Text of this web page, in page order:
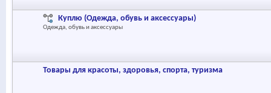
Куплю (Одежда, обувь и аксессуары)
Одежда, обувь и аксессуары
Товары для красоты, здоровья, спорта, туризма